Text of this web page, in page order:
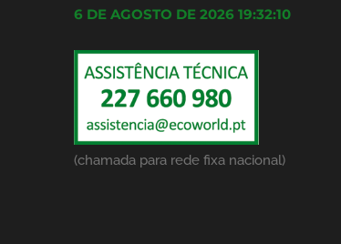
6 DE AGOSTO DE 2026 19:32:11
(chamada para rede fixa nacional)